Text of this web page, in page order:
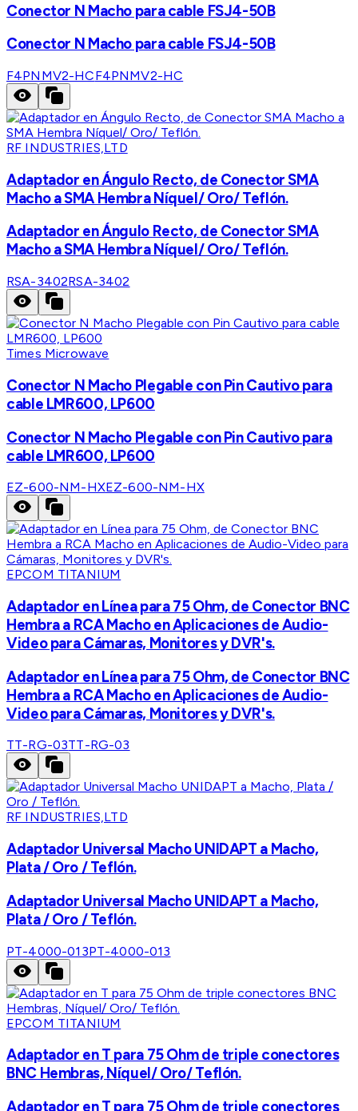
Conector N Macho para cable FSJ4-50B
Conector N Macho para cable FSJ4-50B
F4PNMV2-HCF4PNMV2-HC
RF INDUSTRIES,LTD
Adaptador en Ángulo Recto, de Conector SMA
Macho a SMA Hembra Níquel/ Oro/ Teflón.
Adaptador en Ángulo Recto, de Conector SMA
Macho a SMA Hembra Níquel/ Oro/ Teflón.
RSA-3402RSA-3402
Times Microwave
Conector N Macho Plegable con Pin Cautivo para
cable LMR600, LP600
Conector N Macho Plegable con Pin Cautivo para
cable LMR600, LP600
EZ-600-NM-HXEZ-600-NM-HX
EPCOM TITANIUM
Adaptador en Línea para 75 Ohm, de Conector BNC
Hembra a RCA Macho en Aplicaciones de Audio-
Video para Cámaras, Monitores y DVR's.
Adaptador en Línea para 75 Ohm, de Conector BNC
Hembra a RCA Macho en Aplicaciones de Audio-
Video para Cámaras, Monitores y DVR's.
TT-RG-03TT-RG-03
RF INDUSTRIES,LTD
Adaptador Universal Macho UNIDAPT a Macho,
Plata / Oro / Teflón.
Adaptador Universal Macho UNIDAPT a Macho,
Plata / Oro / Teflón.
PT-4000-013PT-4000-013
EPCOM TITANIUM
Adaptador en T para 75 Ohm de triple conectores
BNC Hembras, Níquel/ Oro/ Teflón.
Adaptador en T para 75 Ohm de triple conectores